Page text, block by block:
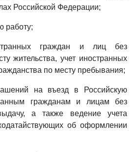
Российской Федерации;
работу;
граждан и лиц без
жительства, учет иностранных
по месту пребывания;
на въезд в Российскую
гражданам и лицам без
а также ведение учета
об оформлении